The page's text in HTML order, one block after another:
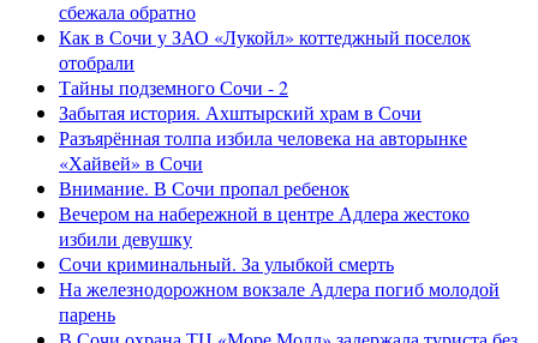
сбежала обратно
Как в Сочи у ЗАО «Лукойл» коттеджный поселок
отобрали
Тайны подземного Сочи - 2
Забытая история. Ахштырский храм в Сочи
Разъярённая толпа избила человека на авторынке
«Хайвей» в Сочи
Внимание. В Сочи пропал ребенок
Вечером на набережной в центре Адлера жестоко
избили девушку
Сочи криминальный. За улыбкой смерть
На железнодорожном вокзале Адлера погиб молодой
парень